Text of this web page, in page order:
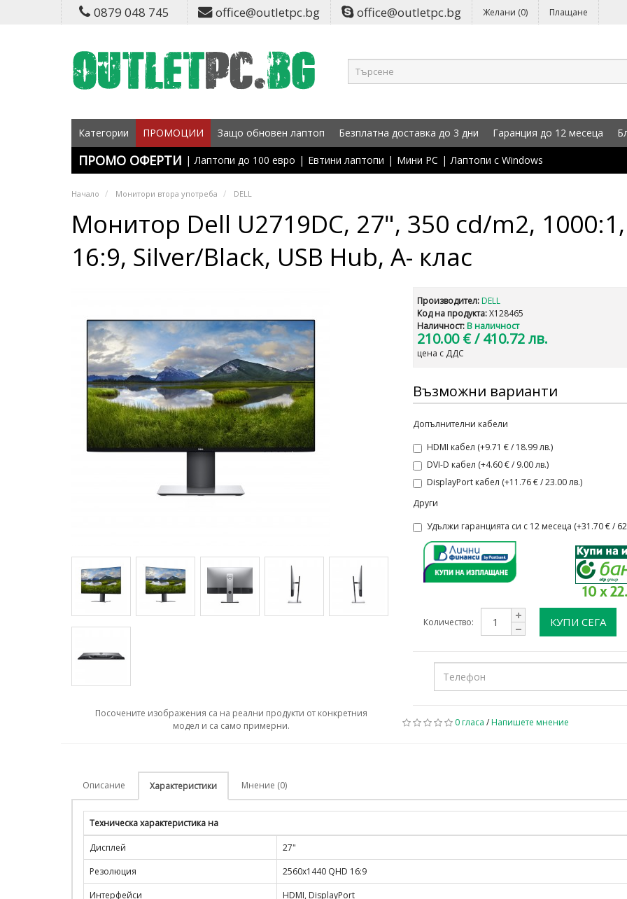
0879 048 745 office@outletpc.bg office@outletpc.bg Желани (0) Плащане
Категории ПРОМОЦИИ Защо обновен лаптоп Безплатна доставка до 3 дни Гаранция до 12 месеца
ПРОМО ОФЕРТИ | Лаптопи до 100 евро | Евтини лаптопи | Мини PC | Лаптопи с Windows
Начало Монитори втора употреба DELL
Монитор Dell U2719DC, 27", 350 cd/m2,
16:9, Silver/Black, USB Hub, A- клас
Посочените изображения са на реални продукти от конкретния
модел и са само примерни.
Производител: DELL
Код на продукта: X128465
Наличност: В наличност
210.00 € / 410.72 лв.
цена с ДДС
Възможни варианти
Допълнителни кабели
HDMI кабел (+9.71 € / 18.99 лв.)
DVI-D кабел (+4.60 € / 9.00 лв.)
DisplayPort кабел (+11.76 € / 23.00 лв.)
Други
Удължи гаранцията си с 12 месеца (+31.70 € /
10 x
Количество: КУПИ СЕГА
0 гласа /Напишете мнение
Описание Характеристики Мнение (0)
Техническа характеристика на
Дисплей
27"
Резолюция
2560x1440 QHD 16:9
Интерфейси
HDMI, DisplayPort